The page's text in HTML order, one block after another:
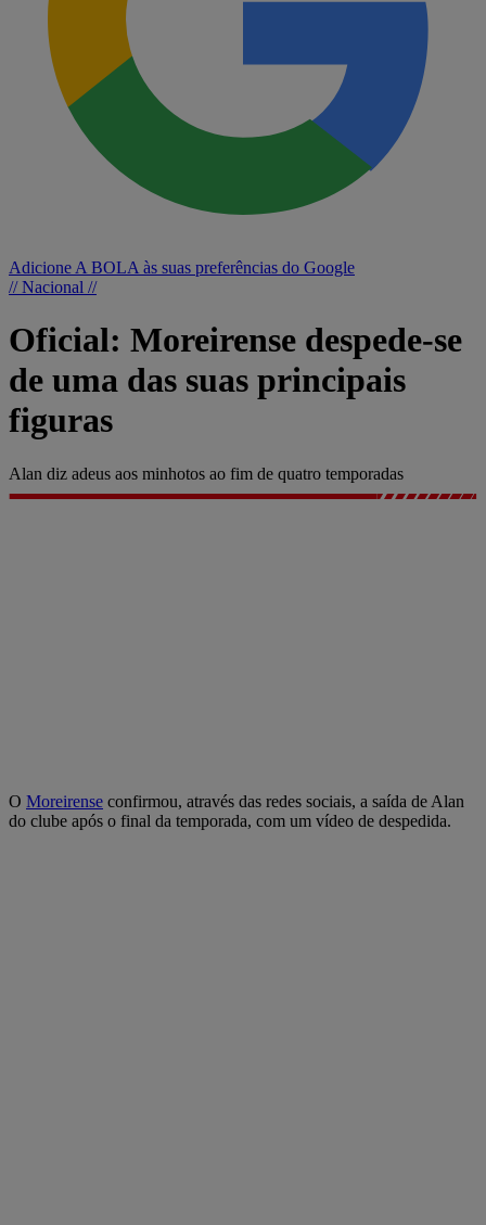
Adicione A BOLA às suas preferências do Google
// Nacional //
Oficial: Moreirense despede-se
de uma das suas principais
figuras
Alan diz adeus aos minhotos ao fim de quatro temporadas
O Moreirense confirmou, através das redes sociais, a saída de Alan
do clube após o final da temporada, com um vídeo de despedida.